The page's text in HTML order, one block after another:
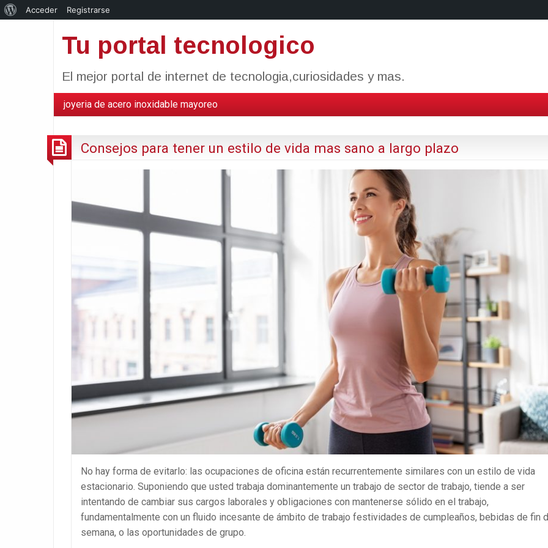
Tu portal tecnologico
El mejor portal de internet de tecnologia,curiosidades y mas.
joyeria de acero inoxidable mayoreo
Consejos para tener un estilo de vida mas sano a largo plazo
No hay forma de evitarlo: las ocupaciones de oficina están recurrentemente similares con un estilo de vida
estacionario. Suponiendo que usted trabaja dominantemente un trabajo de sector de trabajo, tiende a ser
intentando de cambiar sus cargos laborales y obligaciones con mantenerse sólido en el trabajo,
fundamentalmente con un fluido incesante de ámbito de trabajo festividades de cumpleaños, bebidas de fin
semana, o las oportunidades de grupo.
Acerca
Acceder Registrarse